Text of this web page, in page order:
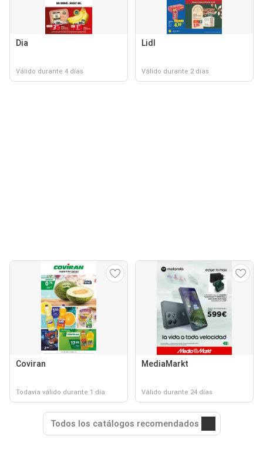
Dia
Válido durante 4 días
Lidl
Válido durante 2 días
Coviran
Todavía válido durante 1 día
MediaMarkt
Válido durante 24 días
Todos los catálogos recomendados